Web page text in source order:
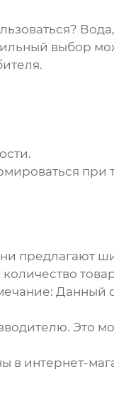
выбор
при
предлагают
Данный
Это
в интернет-